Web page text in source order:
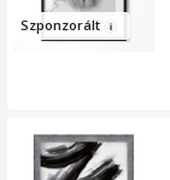
Szponzorált